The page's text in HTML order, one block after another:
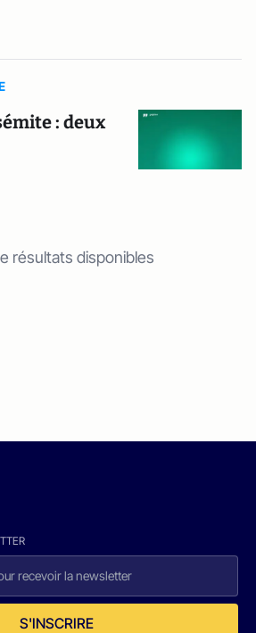
: deux
résultats disponibles
S'INSCRIRE